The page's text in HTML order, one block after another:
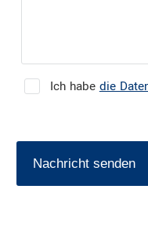
Ich habe die
Nachricht senden